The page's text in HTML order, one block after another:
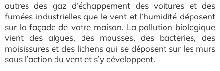
autres des gaz d’échappement des voitures et des
fumées industrielles que le vent et l’humidité déposent
sur la façade de votre maison. La pollution biologique
vient des algues, des mousses, des bactéries, des
moisissures et des lichens qui se déposent sur les murs
sous l’action du vent et s’y développent.